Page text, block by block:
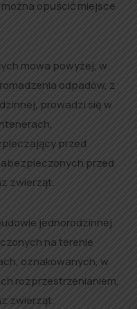
opuścić miejsce
mowa powyżej, w
odpadów, z
prowadzi się w
przed
przed
zwierząt.
jednorodzinnej
na terenie
oznakowanych, w
rozprzestrzenianiem,
zwierząt.